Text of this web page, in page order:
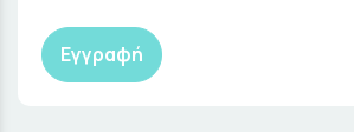
Εγγραφή